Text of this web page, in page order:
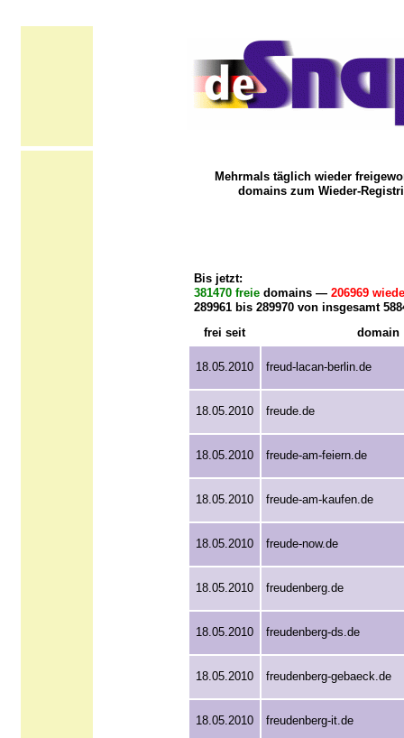
Mehrmals täglich wieder
domains zum Wieder-
Bis jetzt:
381470 freiedomains — 206969
289961 bis 289970 von insgesamt
frei seit
domain
18.05.2010 freud-lacan-berlin.de
18.05.2010 freude.de
18.05.2010 freude-am-feiern.de
18.05.2010 freude-am-kaufen.de
18.05.2010 freude-now.de
18.05.2010 freudenberg.de
18.05.2010 freudenberg-ds.de
18.05.2010 freudenberg-gebaeck.de
18.05.2010 freudenberg-it.de